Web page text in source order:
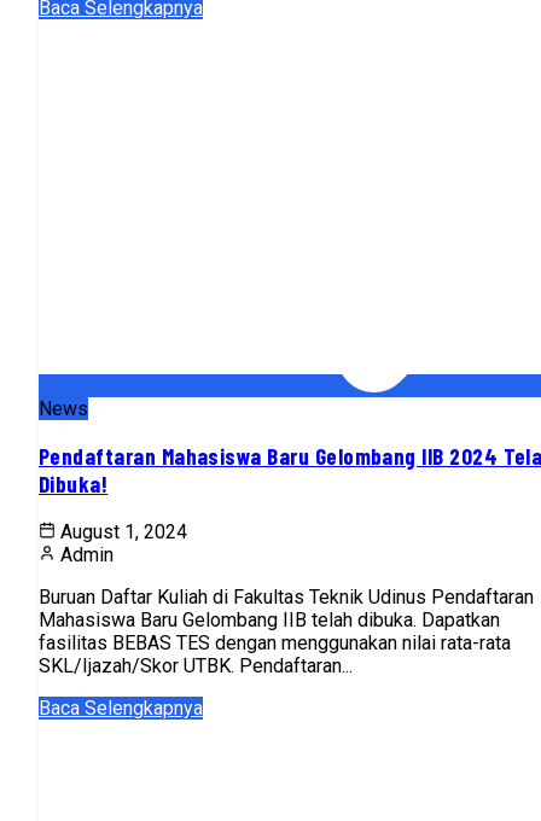
Baca Selengkapnya
News
Pendaftaran Mahasiswa Baru Gelombang IIB 2024
Dibuka!
August 1, 2024
Admin
Buruan Daftar Kuliah di Fakultas Teknik Udinus Pendaftaran
Mahasiswa Baru Gelombang IIB telah dibuka. Dapatkan
fasilitas BEBAS TES dengan menggunakan nilai rata-rata
SKL/Ijazah/Skor UTBK. Pendaftaran...
Baca Selengkapnya